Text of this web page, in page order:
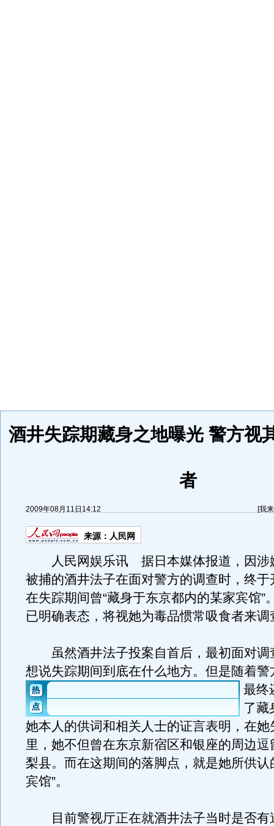
酒井失踪期藏身之地曝光 警方视
者
2009年08月11日14:12 [我
来源： 人民网
人民网娱乐讯 据日本媒体报道，因涉
被捕的酒井法子在面对警方的调查时，终于
在失踪期间曾“藏身于东京都内的某家宾馆”
已明确表态，将视她为毒品惯常吸食者来调
虽然酒井法子投案自首后，最初面对调
想说失踪期间到底在什么地方。 但是随着警
最终
了藏
她本人的供词和相关人士的证言表明，在她
里，她不但曾在东京新宿区和银座的周边
梨县。而在这期间的落脚点，就是她所供认
宾馆”。
目前警视厅正在就酒井法子当时是否有